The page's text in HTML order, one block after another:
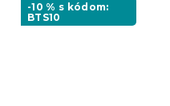
-10 % s kódom:
BTS10